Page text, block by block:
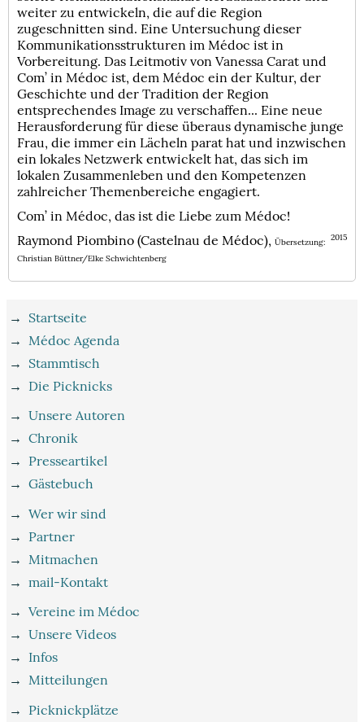
weiter zu entwickeln, die auf die Region
zugeschnitten sind. Eine Untersuchung dieser
Kommunikationsstrukturen im Médoc ist in
Vorbereitung. Das Leitmotiv von Vanessa Carat und
Com’ in Médoc ist, dem Médoc ein der Kultur, der
Geschichte und der Tradition der Region
entsprechendes Image zu verschaffen... Eine neue
Herausforderung für diese überaus dynamische junge
Frau, die immer ein Lächeln parat hat und inzwischen
ein lokales Netzwerk entwickelt hat, das sich im
lokalen Zusammenleben und den Kompetenzen
zahlreicher Themenbereiche engagiert.
Com’ in Médoc, das ist die Liebe zum Médoc!
2015
Raymond Piombino (Castelnau de Médoc),Übersetzung:
Christian Büttner/Elke Schwichtenberg
→ Startseite
→ Médoc Agenda
→ Stammtisch
→ Die Picknicks
→Unsere Autoren
→Chronik
→ Presseartikel
→Gästebuch
→Wer wir sind
→ Partner
→ Mitmachen
→mail-Kontakt
→Vereine im Médoc
→Unsere Videos
→ Infos
→Mitteilungen
→ Picknickplätze